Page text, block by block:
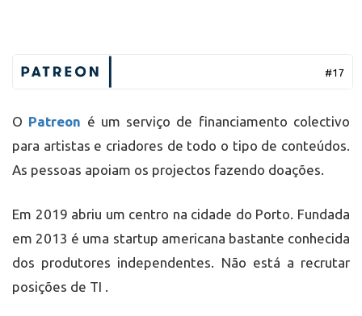
O Patreon é um serviço de financiamento colectivo
para artistas e criadores de todo o tipo de conteúdos.
As pessoas apoiam os projectos fazendo doações.
Em 2019 abriu um centro na cidade do Porto. Fundada
em 2013 é uma startup americana bastante conhecida
dos produtores independentes. Não está a recrutar
posições de TI .